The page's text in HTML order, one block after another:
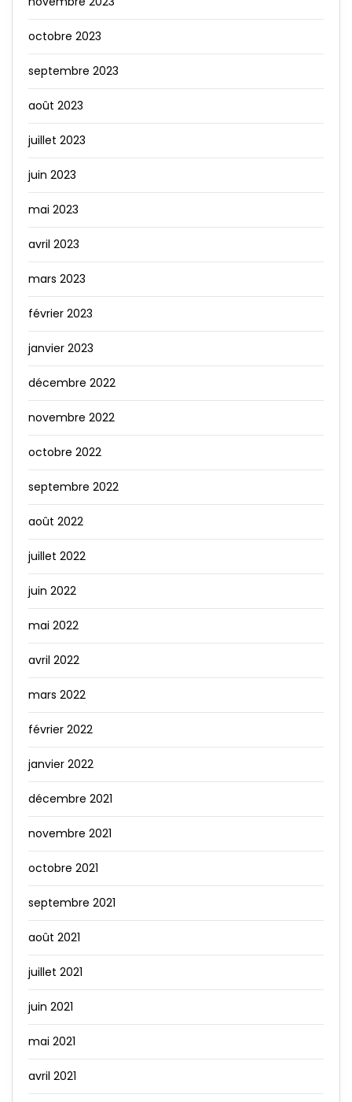
octobre 2023
septembre 2023
août 2023
juillet 2023
juin 2023
mai 2023
avril 2023
mars 2023
février 2023
janvier 2023
décembre 2022
novembre 2022
octobre 2022
septembre 2022
août 2022
juillet 2022
juin 2022
mai 2022
avril 2022
mars 2022
février 2022
janvier 2022
décembre 2021
novembre 2021
octobre 2021
septembre 2021
août 2021
juillet 2021
juin 2021
mai 2021
avril 2021